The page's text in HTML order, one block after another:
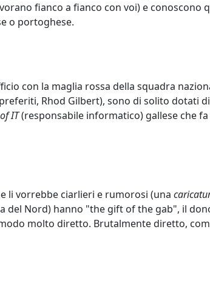
fianco a fianco con voi) e conoscono
o portoghese.
con la maglia rossa della squadra
Rhod Gilbert), sono di solito dotati
IT(responsabile informatico) gallese che
li vorrebbe ciarlieri e rumorosi (una
del Nord) hanno "the gift of the gab", il
molto diretto. Brutalmente diretto,